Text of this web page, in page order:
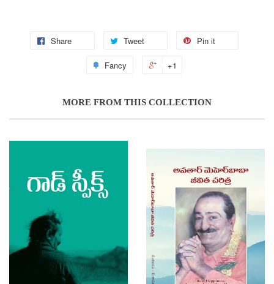
Share Tweet Pin it
Fancy +1
MORE FROM THIS COLLECTION